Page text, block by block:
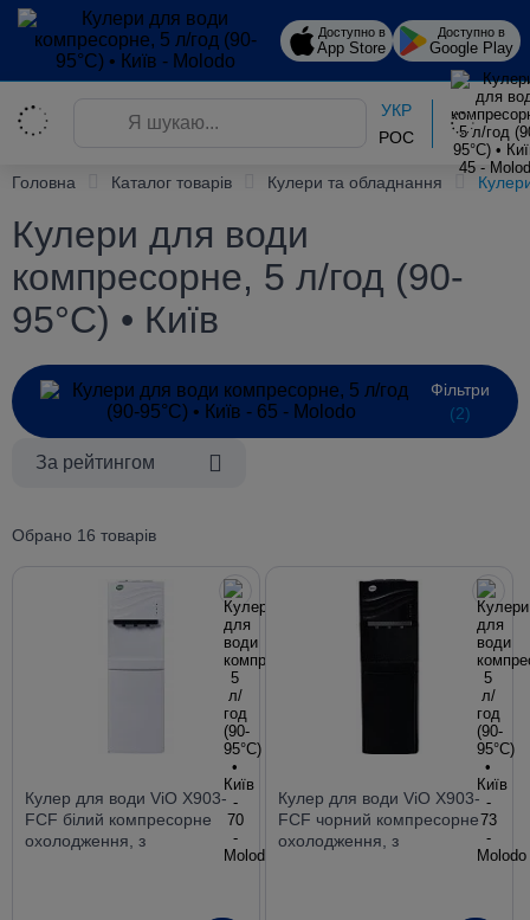
Доступно в
App Store
Доступно в
Google Play
УКР
РОС
Головна Каталог товарів Кулери та обладнання
Кулери для води
компресорне, 5 л/год (90-
95°C) • Київ
Фільтри
(2)
За рейтингом
Обрано 16 товарів
Кулер для води ViO X903-
FCF білий компресорне
охолодження, з
Кулер для води ViO X903-
FCF чорний компресорне
охолодження, з